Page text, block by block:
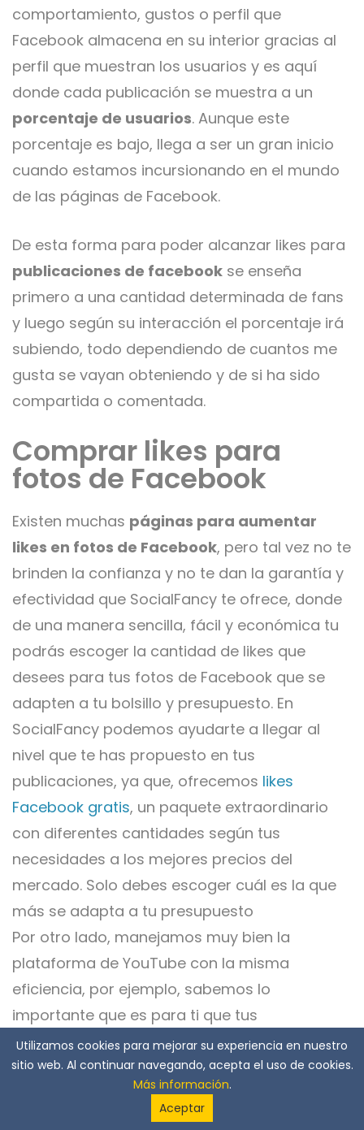
comportamiento, gustos o perfil que
Facebook almacena en su interior gracias al
perfil que muestran los usuarios y es aquí
donde cada publicación se muestra a un
porcentaje de usuarios. Aunque este
porcentaje es bajo, llega a ser un gran inicio
cuando estamos incursionando en el mundo
de las páginas de Facebook.
De esta forma para poder alcanzar likes para
publicaciones de facebook se enseña
primero a una cantidad determinada de fans
y luego según su interacción el porcentaje irá
subiendo, todo dependiendo de cuantos me
gusta se vayan obteniendo y de si ha sido
compartida o comentada.
Comprar likes para
fotos de Facebook
Existen muchas páginas para aumentar
likes en fotos de Facebook, pero tal vez no te
brinden la confianza y no te dan la garantía y
efectividad que SocialFancy te ofrece, donde
de una manera sencilla, fácil y económica tu
podrás escoger la cantidad de likes que
desees para tus fotos de Facebook que se
adapten a tu bolsillo y presupuesto. En
SocialFancy podemos ayudarte a llegar al
nivel que te has propuesto en tus
publicaciones, ya que, ofrecemos likes
Facebook gratis, un paquete extraordinario
con diferentes cantidades según tus
necesidades a los mejores precios del
mercado. Solo debes escoger cuál es la que
más se adapta a tu presupuesto
Por otro lado, manejamos muy bien la
plataforma de YouTube con la misma
eficiencia, por ejemplo, sabemos lo
importante que es para ti que tus
publicaciones se compartan por el número de
vistas que tiene, por ello, hemos creados
herramientas con la idea deconseguir visitas
y que sigas aumentando
Utilizamos cookies para mejorar su experiencia en nuestro
sitio web. Al continuar navegando, acepta el uso de cookies.
Más información.
Aceptar